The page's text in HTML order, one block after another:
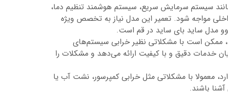
سیستم سرمایش سریع، سیستم هوشمند تنظیم دما،
مواجه شود. تعمیر این مدل نیاز به تخصص ویژه
مدل ساید بای ساید در قم است.
ممکن است با مشکلاتی نظیر خرابی سیستم‌های
خدمات دقیق و با کیفیت ارائه می‌دهد و مشکلات را
معمولا با مشکلاتی مثل خرابی کمپرسور، نشت آب یا
باشند.